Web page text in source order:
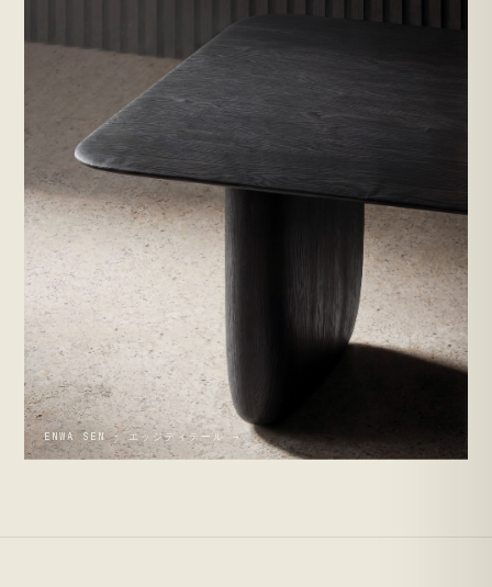
ENWA SEN · エッジディテール →